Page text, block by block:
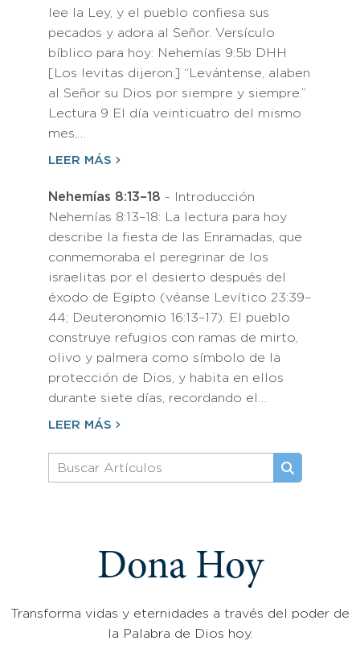
lee la Ley, y el pueblo confiesa sus
pecados y adora al Señor. Versículo
bíblico para hoy: Nehemías 9:5b DHH
[Los levitas dijeron:] “Levántense, alaben
al Señor su Dios por siempre y siempre.”
Lectura 9 El día veinticuatro del mismo
mes,…
LEER MÁS
Nehemías 8:13–18 - Introducción
Nehemías 8:13–18: La lectura para hoy
describe la fiesta de las Enramadas, que
conmemoraba el peregrinar de los
israelitas por el desierto después del
éxodo de Egipto (véanse Levítico 23:39–
44; Deuteronomio 16:13–17). El pueblo
construye refugios con ramas de mirto,
olivo y palmera como símbolo de la
protección de Dios, y habita en ellos
durante siete días, recordando el…
LEER MÁS
Dona Hoy
Transforma vidas y eternidades a través del poder de
la Palabra de Dios hoy.